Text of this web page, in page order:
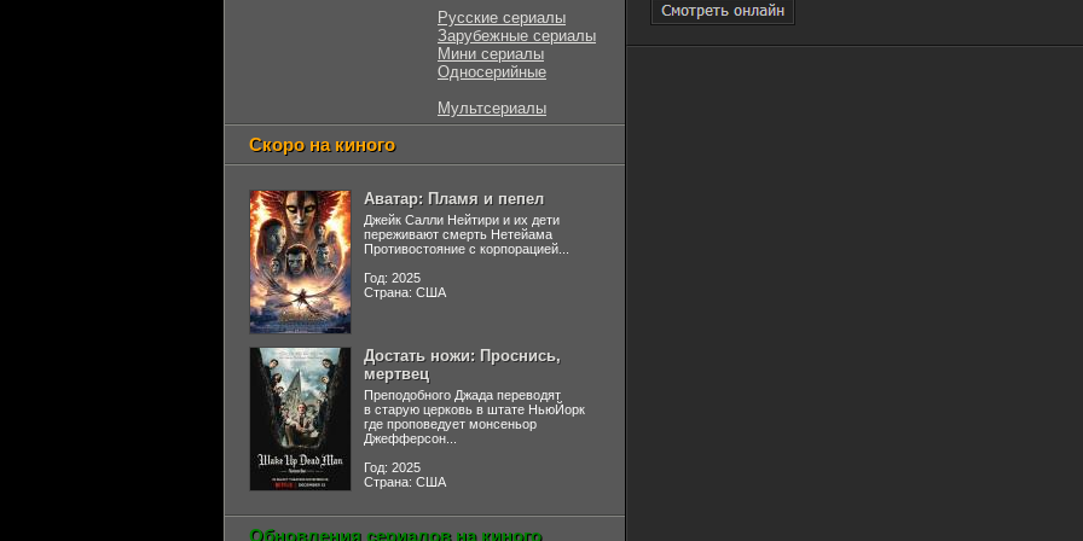
Русские сериалы
Зарубежные сериалы
Мини сериалы
Односерийные
Мультсериалы
Скоро на киного
Аватар: Пламя и пепел
Джейк Салли Нейтири и их дети
переживают смерть Нетейама
Противостояние с корпорацией...
Год: 2025
Страна: США
Достать ножи: Проснись,
мертвец
Преподобного Джада переводят
в старую церковь в штате НьюЙорк
где проповедует монсеньор
Джефферсон...
Год: 2025
Страна: США
Обновления сериалов на киного